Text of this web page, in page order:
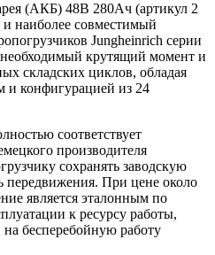
(АКБ) 48В 280Ач (артикул 2
наиболее совместимый
Jungheinrich серии
крутящий момент и
складских циклов, обладая
и конфигурацией из 24
соответствует
производителя
сохранять заводскую
передвижения. При цене около
является эталонным по
к ресурсу работы,
на бесперебойную работу